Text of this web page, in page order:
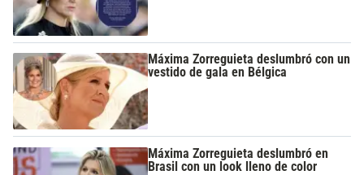
Máxima Zorreguieta deslumbró con un
vestido de gala en Bélgica
Máxima Zorreguieta deslumbró en
Brasil con un look lleno de color